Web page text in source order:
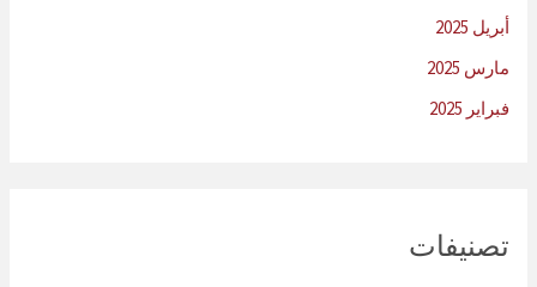
أبريل 2025
مارس 2025
فبراير 2025
تصنيفات